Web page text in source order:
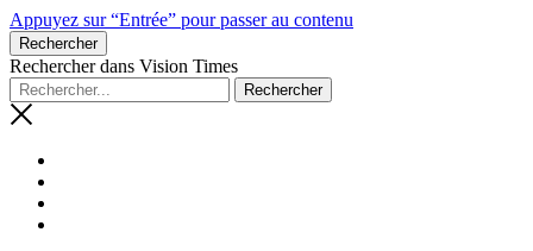
Appuyez sur “Entrée” pour passer au contenu
Rechercher
Rechercher dans Vision Times